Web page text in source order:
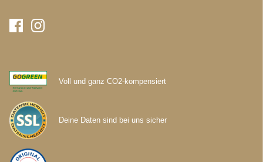
Voll und ganz CO2-kompensiert
Deine Daten sind bei uns sicher